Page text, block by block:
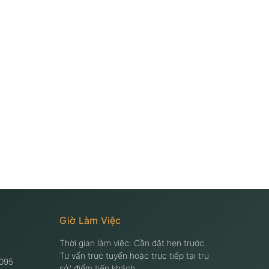
Giờ Làm Việc
Thời gian làm việc: Cần đặt hẹn trước.
Tư vấn trực tuyến hoặc trực tiếp tại trụ